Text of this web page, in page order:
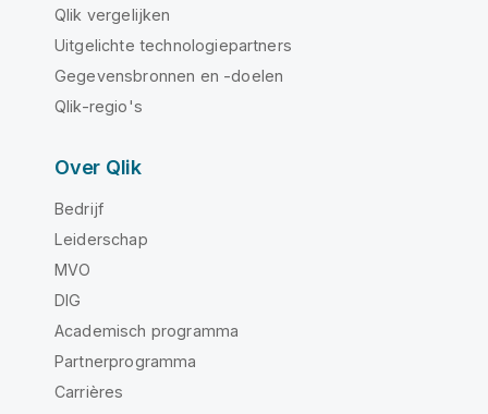
Qlik vergelijken
Uitgelichte technologiepartners
Gegevensbronnen en -doelen
Qlik-regio's
Over Qlik
Bedrijf
Leiderschap
MVO
DIG
Academisch programma
Partnerprogramma
Carrières